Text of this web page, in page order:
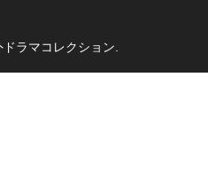
ラマコレクション.